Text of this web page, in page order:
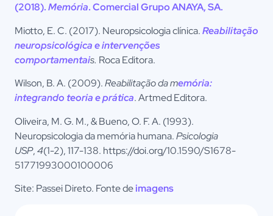
(2018).Memória. Comercial Grupo ANAYA, SA.
Miotto, E. C. (2017). Neuropsicologia clínica.Reabilitação
neuropsicológica e intervenções
comportamentais. Roca Editora.
Wilson, B. A. (2009).Reabilitação da memória:
integrando teoria e prática. Artmed Editora.
Oliveira, M. G. M., & Bueno, O. F. A. (1993).
Neuropsicologia da memória humana.Psicologia
USP,4(1-2), 117-138. https://doi.org/10.1590/S1678-
51771993000100006
Site: Passei Direto. Fonte deimagens